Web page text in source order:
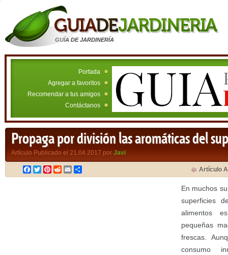
GUÍA DE JARDINERÍA
Portada
Agregar a favoritos
Recomendar a tus amigos
Contáctanos
Propaga por división las aromáticas del
Artículo Publicado el 21.04.2017 por Javi
Facebook
TwitterPinterest
RedditEmail Artículo
En muchos
superficies
alimentos
pequeñas
frescas.
consumo